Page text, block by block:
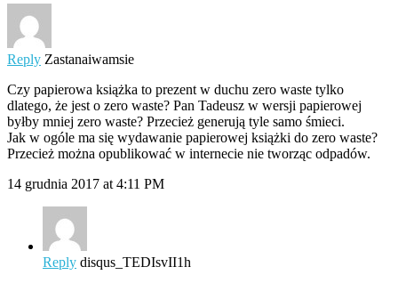
Reply Zastanaiwamsie
Czy papierowa książka to prezent w duchu zero waste tylko
dlatego, że jest o zero waste? Pan Tadeusz w wersji papierowej
byłby mniej zero waste? Przecież generują tyle samo śmieci.
Jak w ogóle ma się wydawanie papierowej książki do zero waste?
Przecież można opublikować w internecie nie tworząc odpadów.
14 grudnia 2017 at 4:11 PM
Reply disqus_TEDIsvII1h